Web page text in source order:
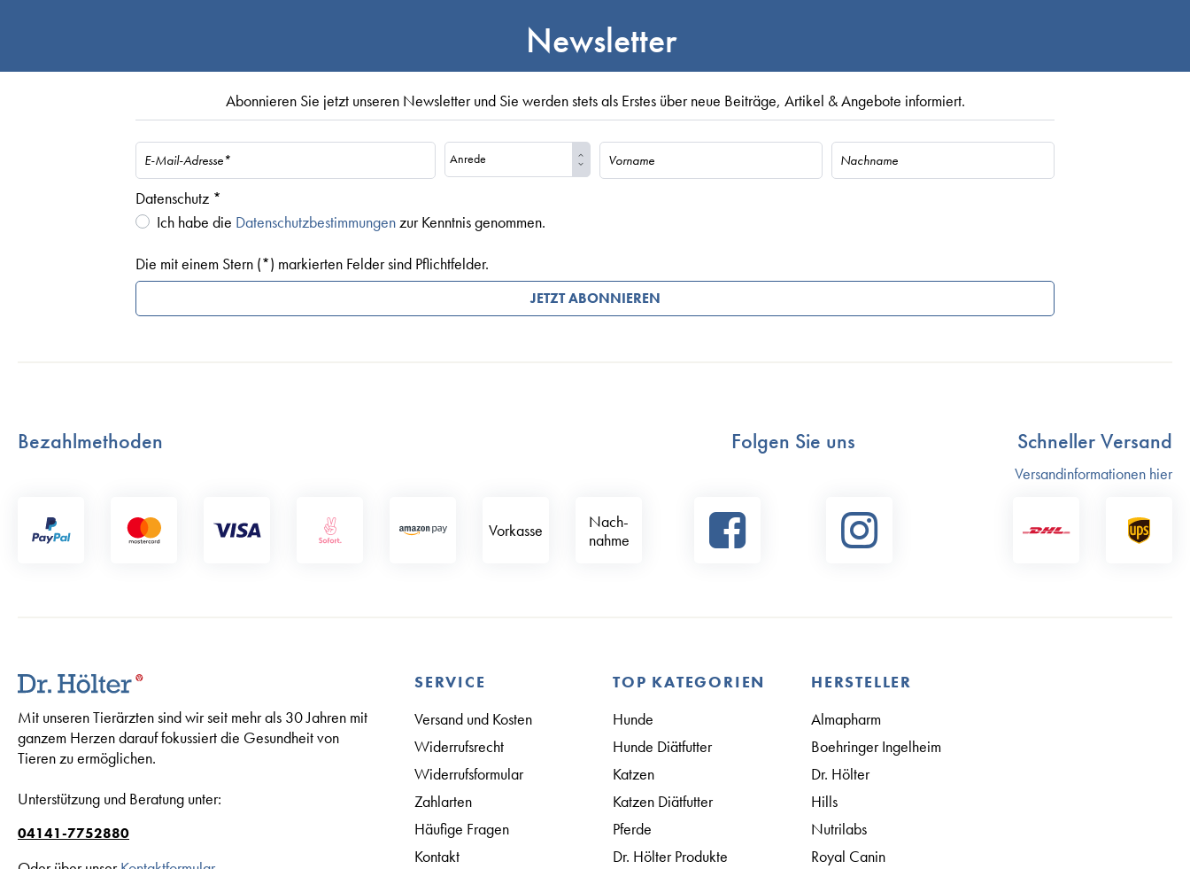
Newsletter
Abonnieren Sie jetzt unseren Newsletter und Sie werden stets als Erstes über neue Beiträge, Artikel & Angebote informiert.
Datenschutz *
Ich habe die Datenschutzbestimmungenzur Kenntnis genommen.
Die mit einem Stern (*) markierten Felder sind Pflichtfelder.
JETZT ABONNIEREN
Bezahlmethoden
Vorkasse
Nach­
nahme
Folgen Sie uns Schneller Versand
Versandinformationen hier
Mit unseren Tierärzten sind wir seit mehr als 30 Jahren mit
ganzem Herzen darauf fokussiert die Gesundheit von
Tieren zu ermöglichen.
Unterstützung und Beratung unter:
04141-7752880
SERVICE
Versand und Kosten
Widerrufsrecht
Widerrufsformular
Zahlarten
Häufige Fragen
Kontakt
TOP KATEGORIEN
Hunde
Hunde Diätfutter
Katzen
Katzen Diätfutter
Pferde
Dr. Hölter Produkte
HERSTELLER
Almapharm
Boehringer Ingelheim
Dr. Hölter
Hills
Nutrilabs
Royal Canin